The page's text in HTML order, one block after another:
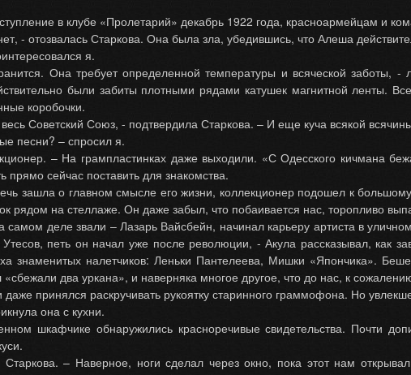
в клубе «Пролетарий» декабрь 1922 года, красноармейцам и
- отозвалась Старкова. Она была зла, убедившись, что Алеша
я.
Она требует определенной температуры и всяческой заботы, -
были забиты плотными рядами катушек магнитной ленты.
коробочки.
Советский Союз, - подтвердила Старкова. – И еще куча всякой
песни? – спросил я.
– На грампластинках даже выходили. «С Одесского кичмана
сейчас поставить для знакомства.
зашла о главном смысле его жизни, коллекционер подошел к
рядом на стеллаже. Он даже забыл, что побаивается нас, торопливо
самом деле звали – Лазарь Вайсбейн, начинал карьеру артиста в
петь он начал уже после революции, - Акула рассказывал, как
знаменитых налетчиков: Леньки Пантелеева, Мишки «Япончика».
два уркана», и наверняка многое другое, что до нас, к
принялся раскручивать рукоятку старинного граммофона. Но
она с кухни.
шкафчике обнаружились красноречивые свидетельства. Почти
– Наверное, ноги сделал через окно, пока этот нам